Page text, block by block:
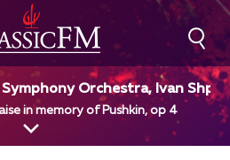
Symphony Orchestra, Ivan
in memory of Pushkin, op 4